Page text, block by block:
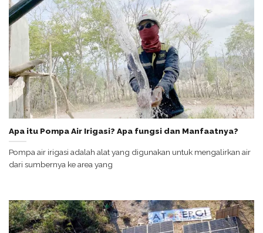
Apa itu Pompa Air Irigasi? Apa fungsi dan Manfaatnya?
Pompa air irigasi adalah alat yang digunakan untuk mengalirkan air
dari sumbernya ke area yang